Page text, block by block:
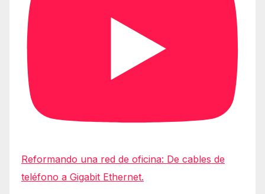
Reformando una red de oficina: De cables de
teléfono a Gigabit Ethernet.